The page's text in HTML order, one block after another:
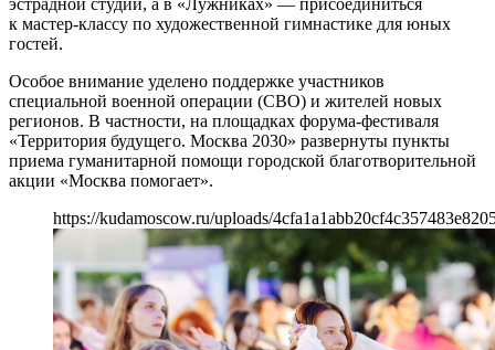
эстрадной студии, а в «Лужниках» — присоединиться
к мастер-классу по художественной гимнастике для юных
гостей.
Особое внимание уделено поддержке участников
специальной военной операции (СВО) и жителей новых
регионов. В частности, на площадках форума-фестиваля
«Территория будущего. Москва 2030» развернуты пункты
приема гуманитарной помощи городской благотворительной
акции «Москва помогает».
https://kudamoscow.ru/uploads/